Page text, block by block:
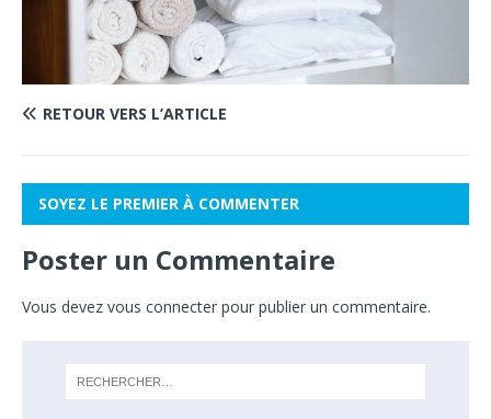
RETOUR VERS L’ARTICLE
SOYEZ LE PREMIER À COMMENTER
Poster un Commentaire
Vous devez vous connecter pour publier un commentaire.